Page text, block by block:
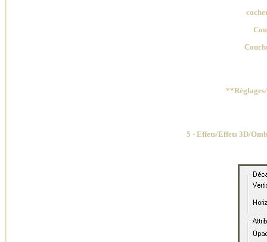
5 - Effets/Effets 3D/